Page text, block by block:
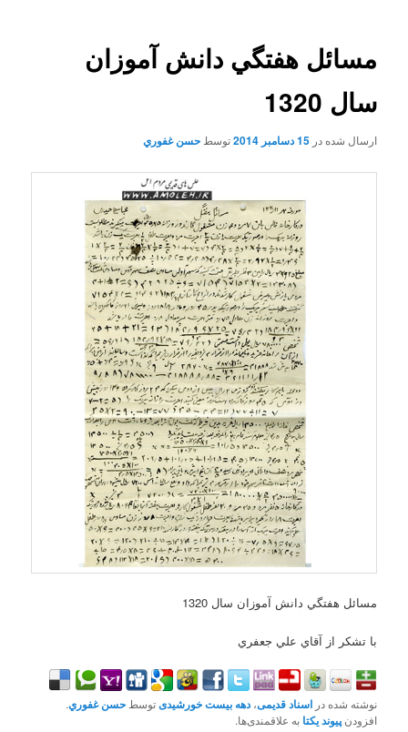
مسائل هفتگي دانش آموزان
سال 1320
ارسال شده در15 دسامبر 2014 توسطحسن غفوري
مسائل هفتگي دانش آموزان سال 1320
با تشکر از آقاي علي جعفري
نوشته شده دراسناد قدیمی،دهه بیست خورشیدیتوسطحسن غفوري.
افزودنپیوند یکتا به علاقمندی‌ها.